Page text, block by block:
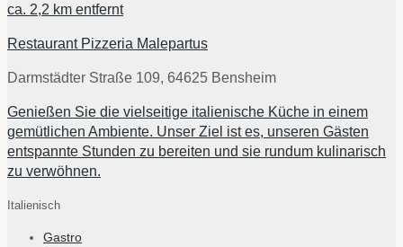
ca. 2,2 km entfernt
Restaurant Pizzeria Malepartus
Darmstädter Straße 109, 64625 Bensheim
Genießen Sie die vielseitige italienische Küche in einem
gemütlichen Ambiente. Unser Ziel ist es, unseren Gästen
entspannte Stunden zu bereiten und sie rundum kulinarisch
zu verwöhnen.
Italienisch
Gastro